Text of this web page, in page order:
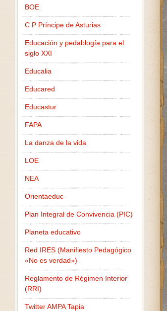
BOE
C P Príncipe de Asturias
Educación y pedablogía para el
siglo XXI
Educalia
Educared
Educastur
FAPA
La danza de la vida
LOE
NEA
Orientaeduc
Plan Integral de Convivencia (PIC)
Planeta educativo
Red IRES (Manifiesto Pedagógico
«No es verdad»)
Reglamento de Régimen Interior
(RRI)
Twitter AMPA Tapia